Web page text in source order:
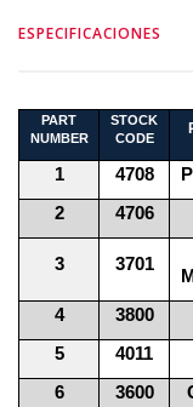
ESPECIFICACIONES
PART
NUMBER
STOCK
CODE
1 4708
2
4706
3 3701
4 3800
5
4011
6
3600